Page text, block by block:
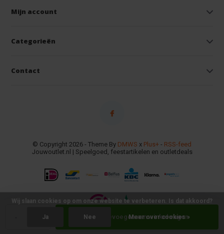
+ Toevoegen aan winkelwagen
Mijn account
Categorieën
Contact
© Copyright 2026 - Theme By DMWS x Plus+ - RSS-feed
Jouwoutlet.nl | Speelgoed, feestartikelen en outletdeals
Wij slaan cookies op om onze website te verbeteren. Is dat akkoord?
Ja Nee Meer over cookies »